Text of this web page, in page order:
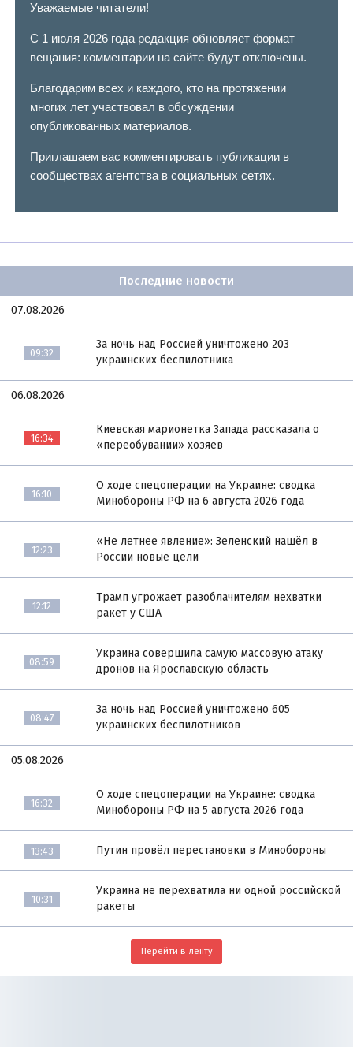
Уважаемые читатели!
С 1 июля 2026 года редакция обновляет формат
вещания: комментарии на сайте будут отключены.
Благодарим всех и каждого, кто на протяжении
многих лет участвовал в обсуждении
опубликованных материалов.
Приглашаем вас комментировать публикации в
сообществах агентства в социальных сетях.
Последние новости
07.08.2026
09:32
За ночь над Россией уничтожено 203
украинских беспилотника
06.08.2026
16:34
Киевская марионетка Запада рассказала о
«переобувании» хозяев
16:10
О ходе спецоперации на Украине: сводка
Минобороны РФ на 6 августа 2026 года
12:23
«Не летнее явление»: Зеленский нашёл в
России новые цели
12:12
Трамп угрожает разоблачителям нехватки
ракет у США
08:59
Украина совершила самую массовую атаку
дронов на Ярославскую область
08:47
За ночь над Россией уничтожено 605
украинских беспилотников
05.08.2026
16:32
О ходе спецоперации на Украине: сводка
Минобороны РФ на 5 августа 2026 года
13:43 Путин провёл перестановки в Минобороны
10:31
Украина не перехватила ни одной российской
ракеты
Перейти в ленту